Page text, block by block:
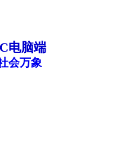
电脑端
会万象